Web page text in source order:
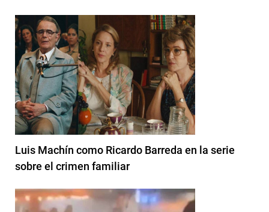
Luis Machín como Ricardo Barreda en la serie
sobre el crimen familiar